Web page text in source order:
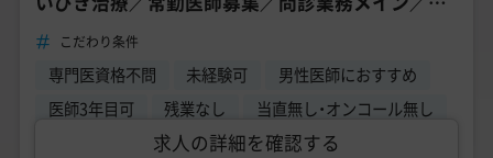
経験応募可能／研修制度あり
こだわり条件
専門医資格不問 未経験可
男性医師におすすめ
医師3年目可
残業なし 当直無し・オンコール無し
求人の詳細を確認する